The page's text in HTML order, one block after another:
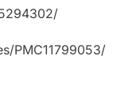
PMC11799053/